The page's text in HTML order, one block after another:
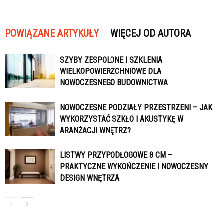
POWIĄZANE ARTYKUŁY WIĘCEJ OD AUTORA
SZYBY ZESPOLONE I SZKLENIA
WIELKOPOWIERZCHNIOWE DLA
NOWOCZESNEGO BUDOWNICTWA
NOWOCZESNE PODZIAŁY PRZESTRZENI – JAK
WYKORZYSTAĆ SZKŁO I AKUSTYKĘ W
ARANŻACJI WNĘTRZ?
LISTWY PRZYPODŁOGOWE 8 CM –
PRAKTYCZNE WYKOŃCZENIE I NOWOCZESNY
DESIGN WNĘTRZA